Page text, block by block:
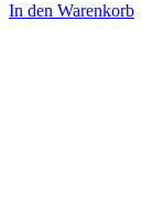
In den Warenkorb